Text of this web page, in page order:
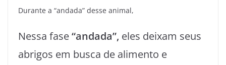
Durante a “andada” desse animal,
Nessa fase“andada”, eles deixam seus
abrigos em busca de alimento e